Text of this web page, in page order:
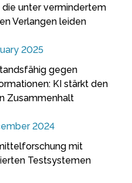
die unter vermindertem
Verlangen leiden
2025
gegen
KI stärkt den
Zusammenhalt
2024
mit
Testsystemen